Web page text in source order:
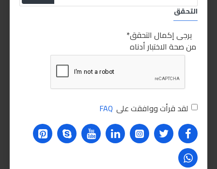
التحقق
يرجى إكمال التحقق
من صحة الاختبار أدناه
لقد قرأت ووافقت على FAQ